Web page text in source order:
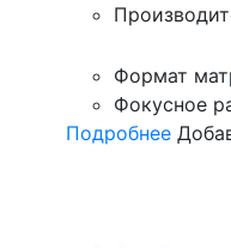
Формат
Фокусное
Подробнее